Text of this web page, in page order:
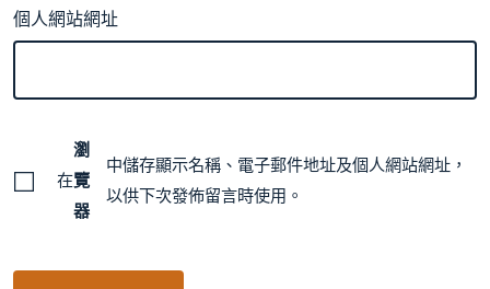
個人網站網址
在
瀏
覽
器
中儲存顯示名稱、電子郵件地址及個人網站網址，
以供下次發佈留言時使用。